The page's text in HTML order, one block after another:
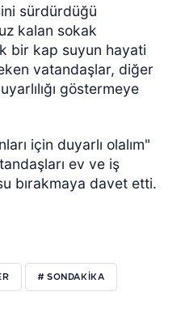
sürdürdüğü
kalan sokak
bir kap suyun hayati
vatandaşlar, diğer
göstermeye
için duyarlı olalım"
ev ve iş
bırakmaya davet etti.
# SONDAKİKA